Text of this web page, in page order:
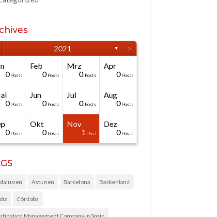
2021 ▼ >
0 Posts
Feb
0 Posts
Mrz
0 Posts
Apr
0 Posts
0 Posts
Jun
0 Posts
Jul
0 Posts
Aug
0 Posts
0 Posts
Okt
0 Posts
Nov
1 Post
Dez
0 Posts
Asturien Barcelona Baskenland
Córdoba